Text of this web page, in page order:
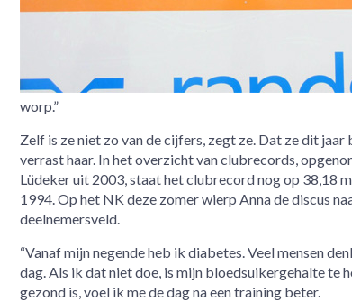
worp.”
Zelf is ze niet zo van de cijfers, zegt ze. Dat ze dit
verrast haar. In het overzicht van clubrecords,
Lüdeker uit 2003, staat het clubrecord nog op 38,18
1994. Op het NK deze zomer wierp Anna de discus
deelnemersveld.
“Vanaf mijn negende heb ik diabetes. Veel mensen
dag. Als ik dat niet doe, is mijn bloedsuikergehalte te
gezond is, voel ik me de dag na een training beter.